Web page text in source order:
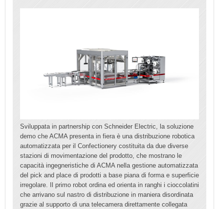
Sviluppata in partnership con Schneider Electric, la soluzione
demo che ACMA presenta in fiera è una distribuzione robotica
automatizzata per il Confectionery costituita da due diverse
stazioni di movimentazione del prodotto, che mostrano le
capacità ingegneristiche di ACMA nella gestione automatizzata
del pick and place di prodotti a base piana di forma e superficie
irregolare. Il primo robot ordina ed orienta in ranghi i cioccolatini
che arrivano sul nastro di distribuzione in maniera disordinata
grazie al supporto di una telecamera direttamente collegata